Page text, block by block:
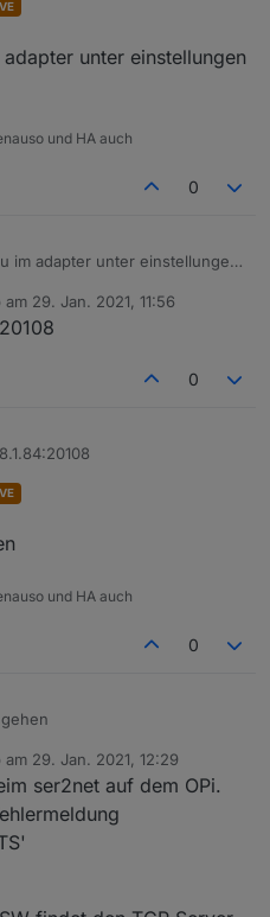
unter einstellungen
und HA auch
0
im adapter unter einstellungen
am 29. Jan. 2021, 11:56
von
0
und HA auch
0
am 29. Jan. 2021, 12:29
von
ser2net auf dem OPi.